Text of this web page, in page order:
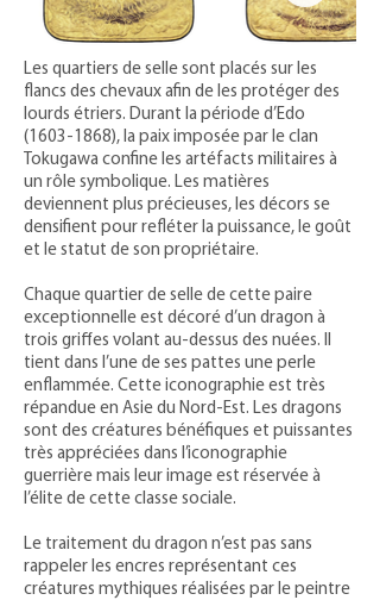
Les quartiers de selle sont placés sur les
flancs des chevaux afin de les protéger des
lourds étriers. Durant la période d’Edo
(1603-1868), la paix imposée par le clan
Tokugawa confine les artéfacts militaires à
un rôle symbolique. Les matières
deviennent plus précieuses, les décors se
densifient pour refléter la puissance, le goût
et le statut de son propriétaire.
Chaque quartier de selle de cette paire
exceptionnelle est décoré d’un dragon à
trois griffes volant au-dessus des nuées. Il
tient dans l’une de ses pattes une perle
enflammée. Cette iconographie est très
répandue en Asie du Nord-Est. Les dragons
sont des créatures bénéfiques et puissantes
très appréciées dans l’iconographie
guerrière mais leur image est réservée à
l’élite de cette classe sociale.
Le traitement du dragon n’est pas sans
rappeler les encres représentant ces
créatures mythiques réalisées par le peintre